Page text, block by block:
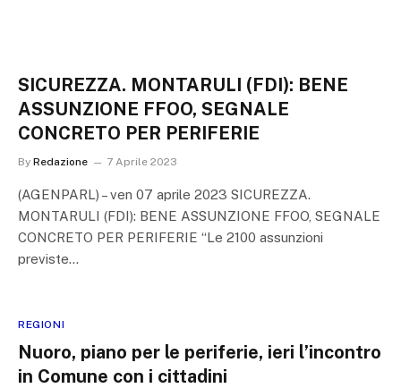
SICUREZZA. MONTARULI (FDI): BENE
ASSUNZIONE FFOO, SEGNALE
CONCRETO PER PERIFERIE
By Redazione 7 Aprile 2023
(AGENPARL) – ven 07 aprile 2023 SICUREZZA.
MONTARULI (FDI): BENE ASSUNZIONE FFOO, SEGNALE
CONCRETO PER PERIFERIE “Le 2100 assunzioni
previste…
REGIONI
Nuoro, piano per le periferie, ieri l’incontro
in Comune con i cittadini